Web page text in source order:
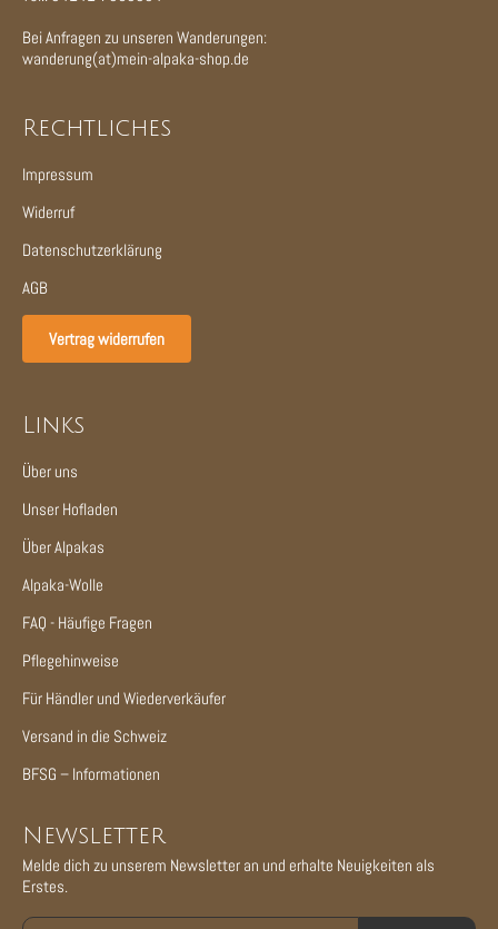
Bei Anfragen zu unseren Wanderungen:
wanderung(at)mein-alpaka-shop.de
Rechtliches
Impressum
Widerruf
Datenschutzerklärung
AGB
Vertrag widerrufen
Links
Über uns
Unser Hofladen
Über Alpakas
Alpaka-Wolle
FAQ - Häufige Fragen
Pflegehinweise
Für Händler und Wiederverkäufer
Versand in die Schweiz
BFSG – Informationen
Newsletter
Melde dich zu unserem Newsletter an und erhalte Neuigkeiten als
Erstes.